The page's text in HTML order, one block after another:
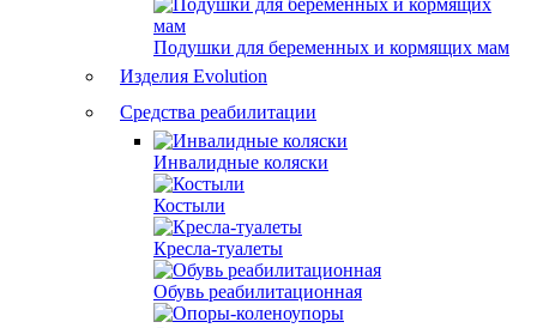
Подушки для беременных и кормящих мам
Изделия Evolution
Средства реабилитации
Инвалидные коляски
Костыли
Кресла-туалеты
Обувь реабилитационная